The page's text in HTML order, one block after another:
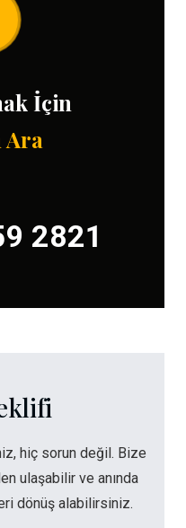
İçin
Ara
2821
hiç sorun değil. Bize
ulaşabilir ve anında
dönüş alabilirsiniz.